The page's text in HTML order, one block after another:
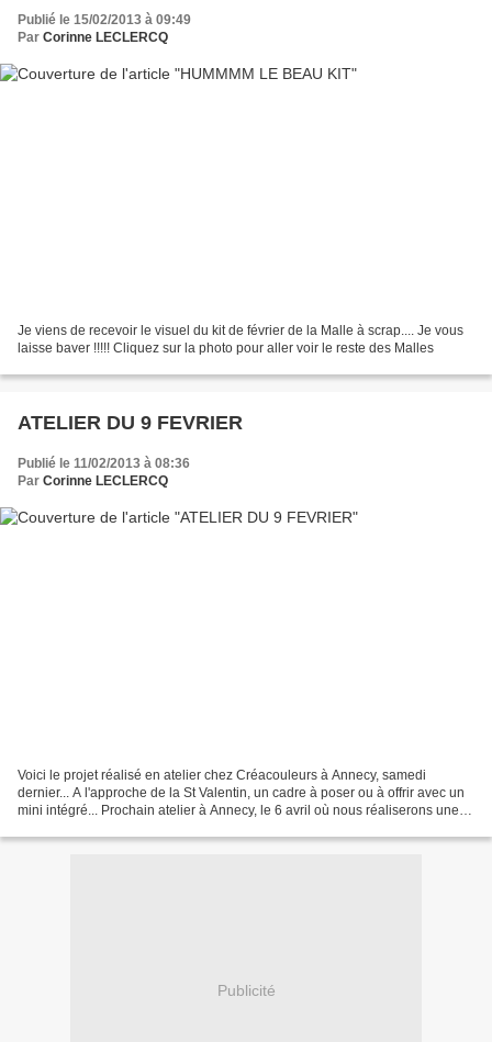
Publié le 15/02/2013 à 09:49
Par Corinne LECLERCQ
Je viens de recevoir le visuel du kit de février de la Malle à scrap.... Je vous
laisse baver !!!!! Cliquez sur la photo pour aller voir le reste des Malles
ATELIER DU 9 FEVRIER
Publié le 11/02/2013 à 08:36
Par Corinne LECLERCQ
Voici le projet réalisé en atelier chez Créacouleurs à Annecy, samedi
dernier... A l'approche de la St Valentin, un cadre à poser ou à offrir avec un
mini intégré... Prochain atelier à Annecy, le 6 avril où nous réaliserons une
Publicité